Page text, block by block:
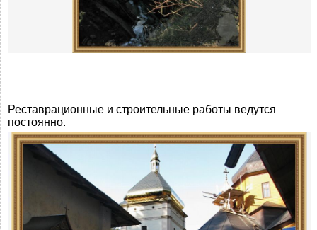
Реставрационные и строительные работы ведутся
постоянно.